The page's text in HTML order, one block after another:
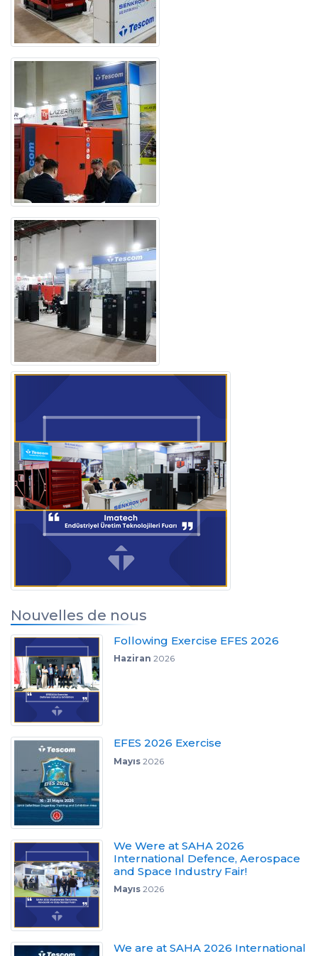
Nouvelles de nous
Following Exercise EFES 2026
Haziran 2026
EFES 2026 Exercise
Mayıs2026
We Were at SAHA 2026
International Defence, Aerospace
and Space Industry Fair!
Mayıs2026
We are at SAHA 2026 International